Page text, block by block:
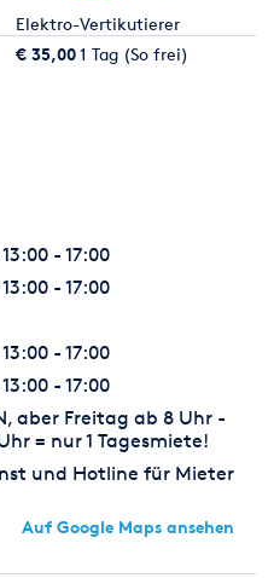
Elektro-Vertikutierer
€ 35,001 Tag (So frei)
- 17:00
- 17:00
- 17:00
- 17:00
aber Freitag ab 8 Uhr -
= nur 1 Tagesmiete!
und Hotline für Mieter
Auf Google Maps ansehen